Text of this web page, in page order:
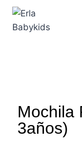
Mochila
3años)